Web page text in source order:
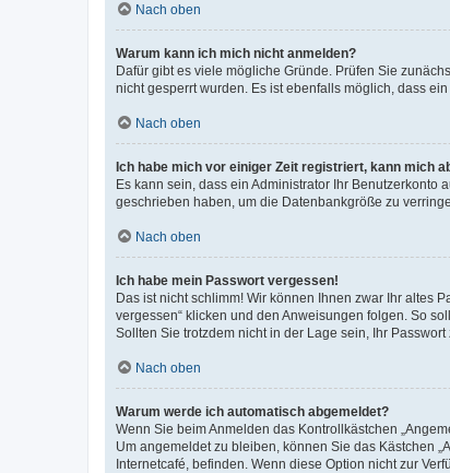
Nach oben
Warum kann ich mich nicht anmelden?
Dafür gibt es viele mögliche Gründe. Prüfen Sie
nicht gesperrt wurden. Es ist ebenfalls möglich, dass
Nach oben
Ich habe mich vor einiger Zeit registriert, kann mich
Es kann sein, dass ein Administrator Ihr
geschrieben haben, um die Datenbankgröße zu
Nach oben
Ich habe mein Passwort vergessen!
Das ist nicht schlimm! Wir können Ihnen zwar Ihr altes
vergessen“ klicken und den Anweisungen folgen. So
Sollten Sie trotzdem nicht in der Lage sein, Ihr
Nach oben
Warum werde ich automatisch abgemeldet?
Wenn Sie beim Anmelden das Kontrollkästchen
Um angemeldet zu bleiben, können Sie das Kästchen
Internetcafé, befinden. Wenn diese Option nicht zur